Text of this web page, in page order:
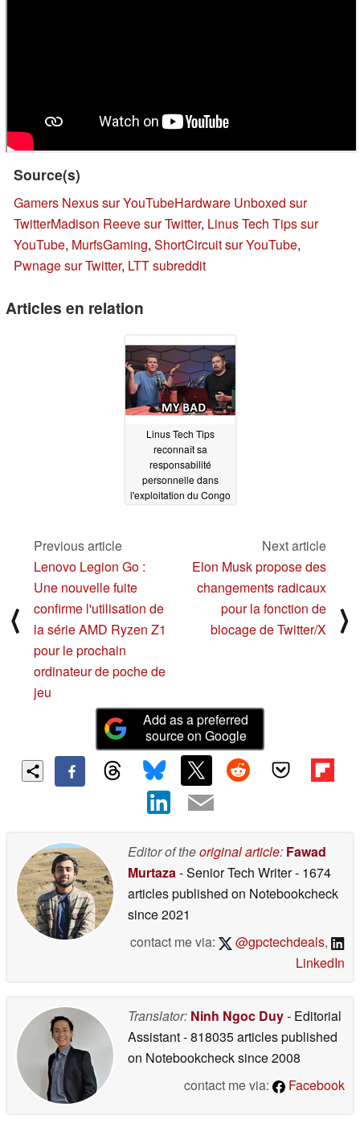
Source(s)
Gamers Nexus sur YouTubeHardware Unboxed sur
TwitterMadison Reeve sur Twitter, Linus Tech Tips sur
YouTube, MurfsGaming, ShortCircuit sur YouTube,
Pwnage sur Twitter, LTT subreddit
Articles en relation
Linus Tech Tips
reconnaît sa
responsabilité
personnelle dans
l'exploitation du Congo
⟨
Previous article
Lenovo Legion Go :
Une nouvelle fuite
confirme l'utilisation de
la série AMD Ryzen Z1
pour le prochain
ordinateur de poche de
jeu
Next article
Elon Musk propose des
changements radicaux
pour la fonction de
blocage de Twitter/X
⟩
Add as a preferred
source on Google
Editor of theoriginal article: Fawad
Murtaza- Senior Tech Writer- 1674
articles published on Notebookcheck
since 2021
contact me via:
@gpctechdeals,
LinkedIn
Translator: Ninh Ngoc Duy- Editorial
Assistant- 818035 articles published
on Notebookchecksince 2008
contact me via:
Facebook